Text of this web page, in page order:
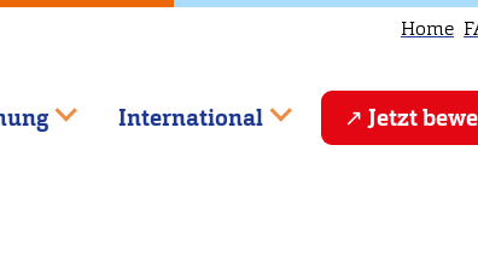
Home
International Jetzt